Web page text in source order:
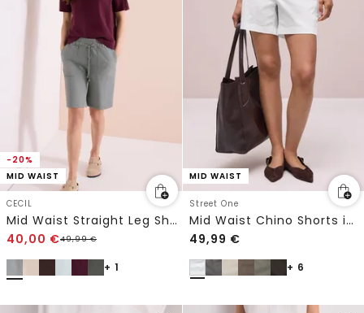
-20%
MID WAIST
CECIL
Mid Waist Straight Leg Shorts im Casual Fit
40,00 €49,99€
+ 1
MID WAIST
Street One
Mid Waist Chino Shorts im Casual Fit
49,99 €
+ 6